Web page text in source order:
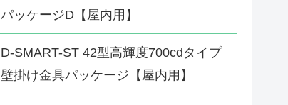
パッケージD【屋内用】
D-SMART-ST 42型高輝度700cdタイプ
壁掛け金具パッケージ【屋内用】